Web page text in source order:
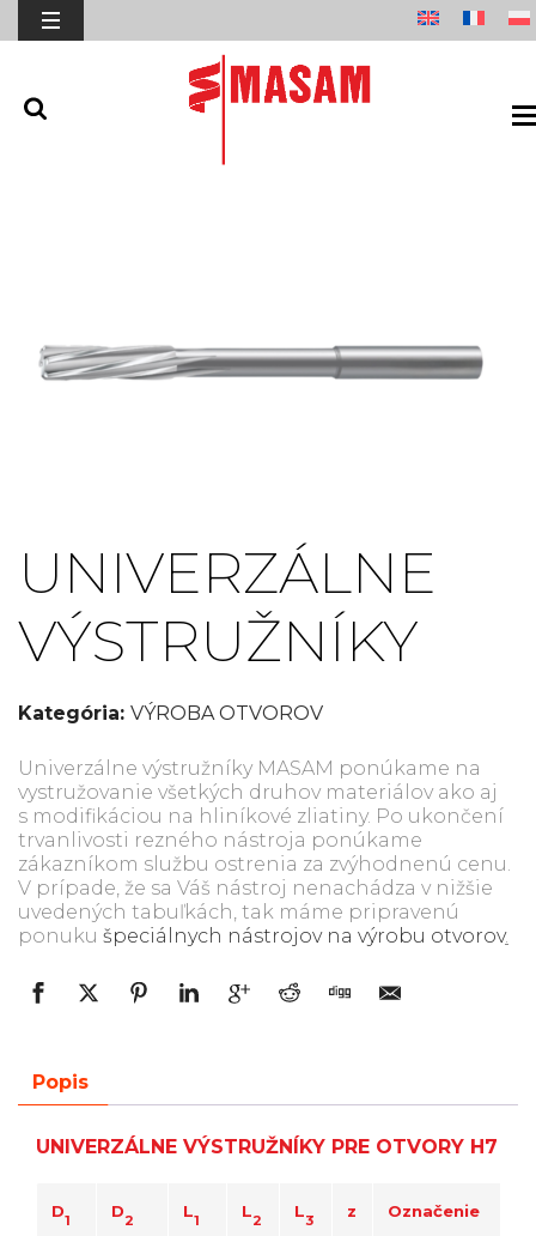
UNIVERZÁLNE
VÝSTRUŽNÍKY
Kategória: VÝROBA OTVOROV
Univerzálne výstružníky MASAM ponúkame na
vystružovanie všetkých druhov materiálov ako aj
s modifikáciou na hliníkové zliatiny. Po ukončení
trvanlivosti rezného nástroja ponúkame
zákazníkom službu ostrenia za zvýhodnenú cenu.
V prípade, že sa Váš nástroj nenachádza v nižšie
uvedených tabuľkách, tak máme pripravenú
ponuku špeciálnych nástrojov na výrobu otvorov.
Popis
UNIVERZÁLNE VÝSTRUŽNÍKY PRE OTVORY H7
D1 D2 L1 L2 L3 z Označenie